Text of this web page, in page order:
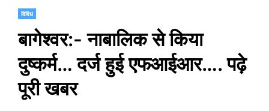
विविध
बागेश्वर:- नाबालिक से किया
दुष्कर्म… दर्ज हुई एफआईआर…. पढ़े
पूरी खबर